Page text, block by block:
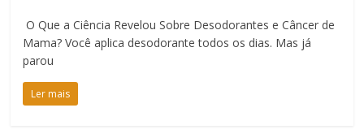
O Que a Ciência Revelou Sobre Desodorantes e Câncer de
Mama? Você aplica desodorante todos os dias. Mas já
parou
Ler mais